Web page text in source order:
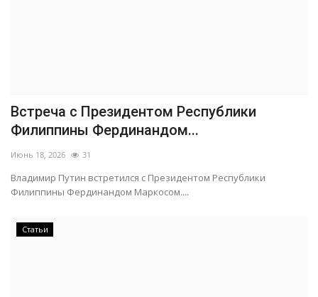
Встреча с Президентом Республики
Филиппины Фердинандом...
Июнь 18, 2026 31
Владимир Путин встретился с Президентом Республики
Филиппины Фердинандом Маркосом....
Статьи